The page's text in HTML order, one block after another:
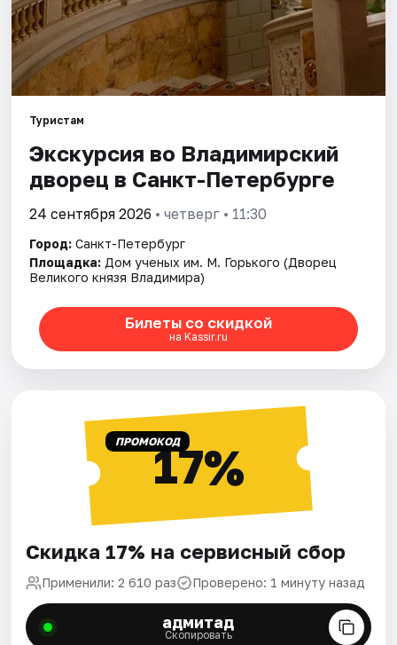
Туристам
Экскурсия во Владимирский
дворец в Санкт-Петербурге
24 сентября 2026 • четверг • 11:30
Город: Санкт-Петербург
Площадка: Дом ученых им. М. Горького (Дворец
Великого князя Владимира)
Билеты со скидкой
на Kassir.ru
ПРОМОКОД17%
Скидка 17% на сервисный сбор
Применили: 2 610 раз Проверено: 1 минуту назад
адмитад
Скопировать